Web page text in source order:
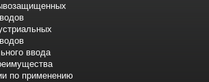
ввода
по применению